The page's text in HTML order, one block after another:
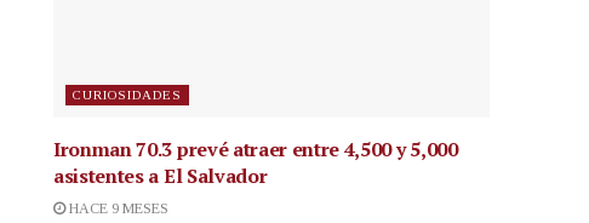
CURIOSIDADES
Ironman 70.3 prevé atraer entre 4,500 y 5,000
asistentes a El Salvador
HACE 9 MESES